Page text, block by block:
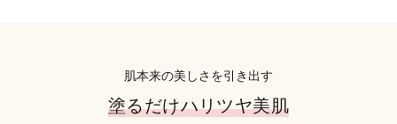
肌本来の美しさを引き出す
塗るだけハリツヤ美肌